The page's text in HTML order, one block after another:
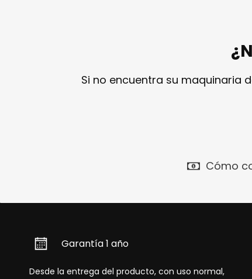
Si no encuentra su maquinaria
Cómo
Garantía 1 año
Desde la entrega del producto, con uso normal,